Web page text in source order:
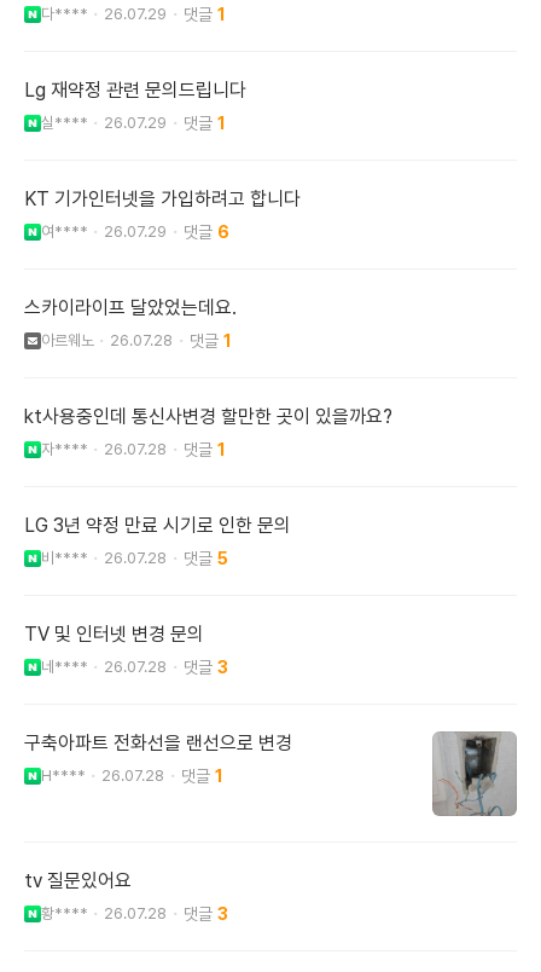
다**** 26.07.29 1
Lg 재약정 관련 문의드립니다
실**** 26.07.29 1
KT 기가인터넷을 가입하려고 합니다
여**** 26.07.29 6
스카이라이프 달았었는데요.
아르웨노 26.07.28 1
kt사용중인데 통신사변경 할만한 곳이 있을까요?
자**** 26.07.28 1
LG 3년 약정 만료 시기로 인한 문의
비**** 26.07.28 5
TV 및 인터넷 변경 문의
네**** 26.07.28 3
구축아파트 전화선을 랜선으로 변경
H**** 26.07.28 1
tv 질문있어요
황**** 26.07.28 3